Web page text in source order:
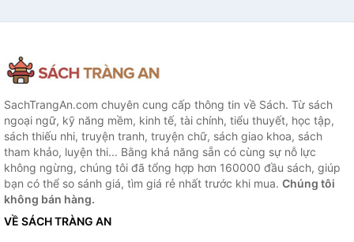
SachTrangAn.com chuyên cung cấp thông tin về Sách. Từ sách
ngoại ngữ, kỹ năng mềm, kinh tế, tài chính, tiểu thuyết, học tập,
sách thiếu nhi, truyện tranh, truyện chữ, sách giao khoa, sách
tham khảo, luyện thi... Bằng khả năng sẵn có cùng sự nỗ lực
không ngừng, chúng tôi đã tổng hợp hơn 160000 đầu sách, giúp
bạn có thể so sánh giá, tìm giá rẻ nhất trước khi mua. Chúng tôi
không bán hàng.
VỀ SÁCH TRÀNG AN